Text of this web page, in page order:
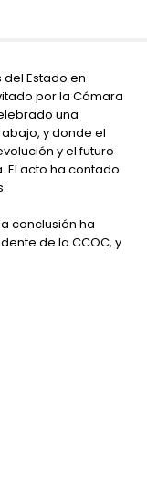
Estado en
por la Cámara
una
y donde el
y el futuro
El acto ha contado
conclusión ha
de la CCOC, y